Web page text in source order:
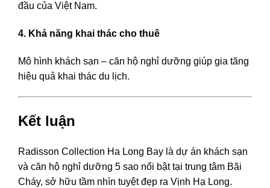
đầu của Việt Nam.
4. Khả năng khai thác cho thuê
Mô hình khách sạn – căn hộ nghỉ dưỡng giúp gia tăng
hiệu quả khai thác du lịch.
Kết luận
Radisson Collection Ha Long Bay là dự án khách sạn
và căn hộ nghỉ dưỡng 5 sao nổi bật tại trung tâm Bãi
Cháy, sở hữu tầm nhìn tuyệt đẹp ra Vịnh Hạ Long.